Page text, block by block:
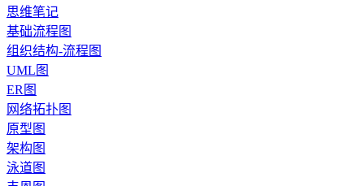
思维笔记
基础流程图
组织结构-流程图
UML图
ER图
网络拓扑图
原型图
架构图
泳道图